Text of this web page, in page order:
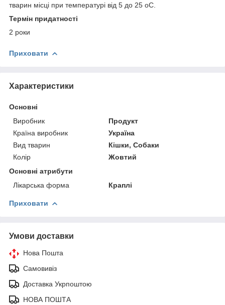
тварин місці при температурі від 5 до 25 оС.
Термін придатності
2 роки
Приховати
Характеристики
Основні
Виробник
Продукт
Країна виробник
Україна
Вид тварин
Кішки, Собаки
Колір
Жовтий
Основні атрибути
Лікарська форма
Краплі
Приховати
Умови доставки
Нова Пошта
Самовивіз
Доставка Укрпоштою
НОВА ПОШТА